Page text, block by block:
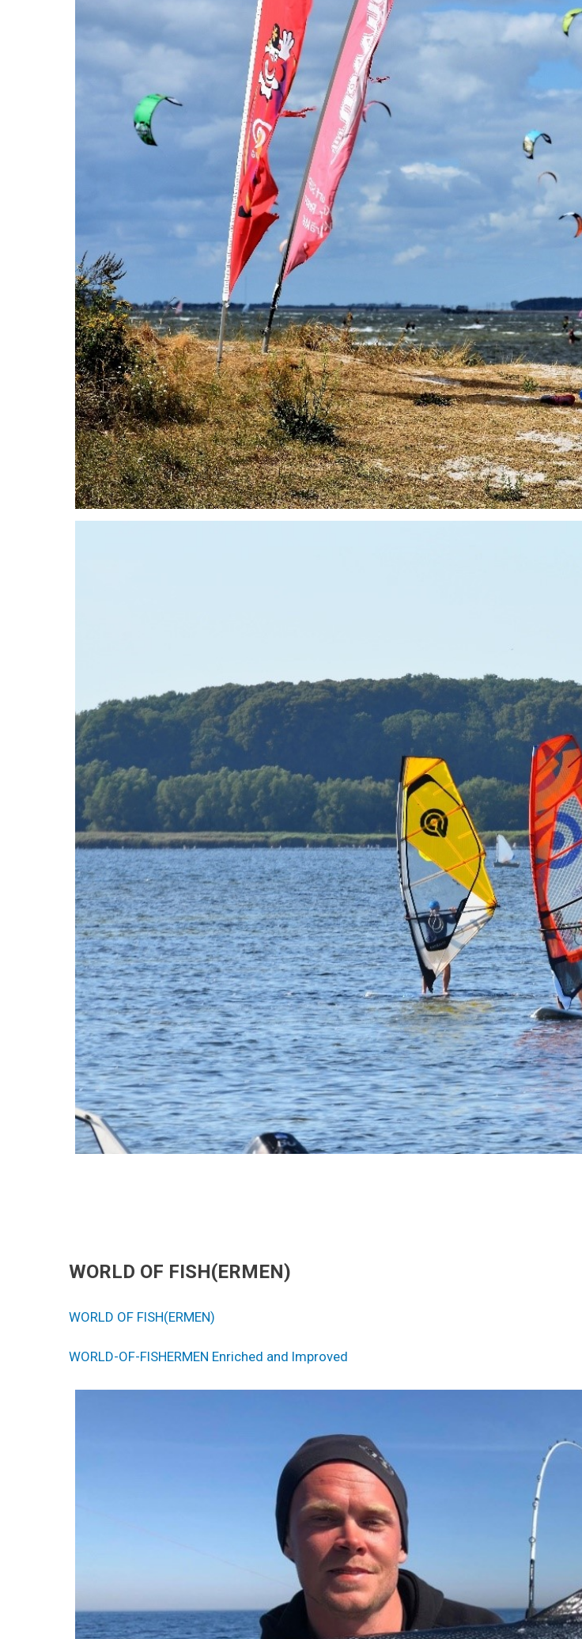
WORLD OF FISH(ERMEN)
WORLD OF FISH(ERMEN)
WORLD-OF-FISHERMEN Enriched and Improved